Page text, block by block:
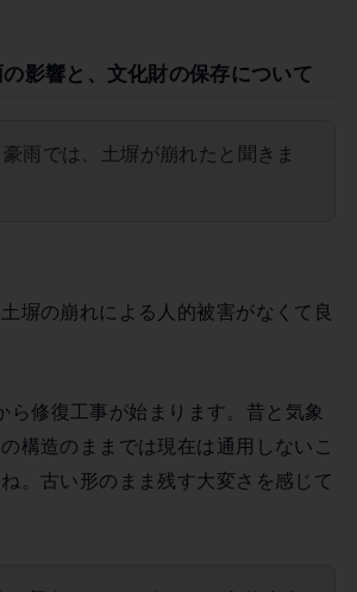
影響と、文化財の保存について
雨では、土塀が崩れたと聞きま
塀の崩れによる人的被害がなくて良
ら修復工事が始まります。昔と気象
構造のままでは現在は通用しないこ
。古い形のまま残す大変さを感じて